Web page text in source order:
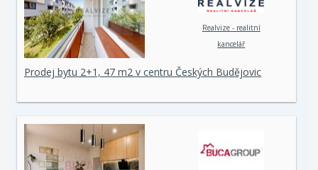
Realvize - realitní
kancelář
Prodej bytu 2+1, 47 m2 v centru Českých Budějovic